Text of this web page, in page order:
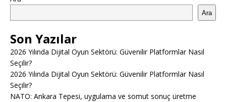
Ara
Son Yazılar
2026 Yılında Dijital Oyun Sektörü: Güvenilir Platformlar Nasıl
Seçilir?
2026 Yılında Dijital Oyun Sektörü: Güvenilir Platformlar Nasıl
Seçilir?
NATO: Ankara Tepesi, uygulama ve somut sonuç üretme